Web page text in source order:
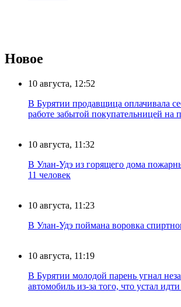
Новое
10 августа, 12:52
В Бурятии продавщица оплачивала
работе забытой покупательницей на
10 августа, 11:32
В Улан-Удэ из горящего дома
11 человек
10 августа, 11:23
В Улан-Удэ поймана воровка
10 августа, 11:19
В Бурятии молодой парень угнал
автомобиль из-за того, что устал